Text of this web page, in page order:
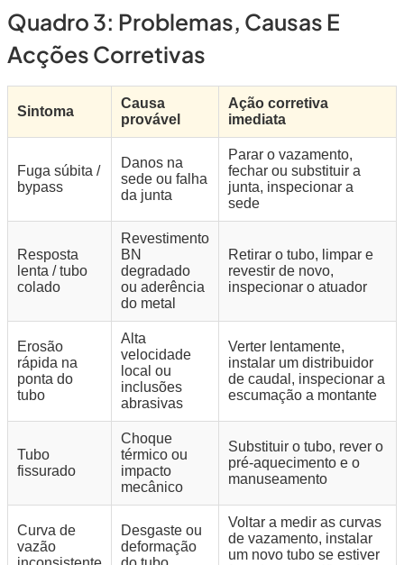
Quadro 3: Problemas, Causas E
Acções Corretivas
Sintoma
Causa
provável
Ação corretiva
imediata
Fuga súbita /
bypass
Danos na
sede ou falha
da junta
Parar o vazamento,
fechar ou substituir a
junta, inspecionar a
sede
Resposta
lenta / tubo
colado
Revestimento
BN
degradado
ou aderência
do metal
Retirar o tubo, limpar e
revestir de novo,
inspecionar o atuador
Erosão
rápida na
ponta do
tubo
Alta
velocidade
local ou
inclusões
abrasivas
Verter lentamente,
instalar um distribuidor
de caudal, inspecionar a
escumação a montante
Tubo
fissurado
Choque
térmico ou
impacto
mecânico
Substituir o tubo, rever o
pré-aquecimento e o
manuseamento
Curva de
vazão
Desgaste ou
deformação
Voltar a medir as curvas
de vazamento, instalar
um novo tubo se estiver